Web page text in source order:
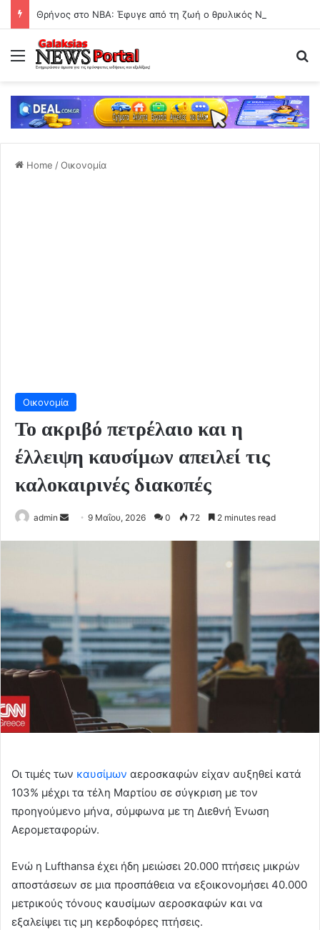
Menu
Home /Οικονομία
Οικονομία
Το ακριβό πετρέλαιο και η
έλλειψη καυσίμων απειλεί τις
καλοκαιρινές διακοπές
admin
Send9 Μαΐου, 2026 0 72 2 minutes read
Οι τιμές των καυσίμων αεροσκαφών είχαν αυξηθεί κατά
103% μέχρι τα τέλη Μαρτίου σε σύγκριση με τον
προηγούμενο μήνα, σύμφωνα με τη Διεθνή Ένωση
Αερομεταφορών.
Ενώ η Lufthansa έχει ήδη μειώσει 20.000 πτήσεις μικρών
αποστάσεων σε μια προσπάθεια να εξοικονομήσει 40.000
μετρικούς τόνους καυσίμων αεροσκαφών και να
εξαλείψει τις μη κερδοφόρες πτήσεις.